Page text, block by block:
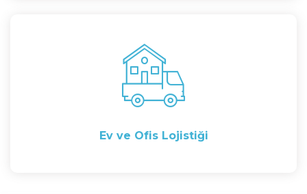
Ev ve Ofis Lojistiği